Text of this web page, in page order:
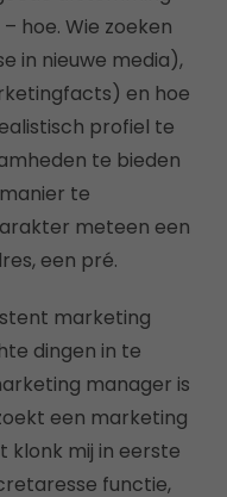
hoe. Wie zoeken
in nieuwe media),
en hoe
profiel te
te bieden
te
meteen een
een pré.
marketing
dingen in te
manager is
een marketing
klonk mij in eerste
functie,